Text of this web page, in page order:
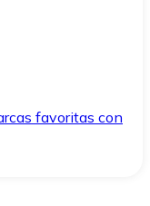
favoritas con